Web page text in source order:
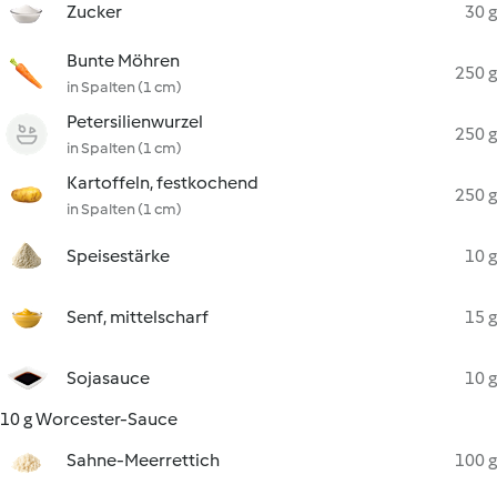
Zucker 30 g
Bunte Möhren
in Spalten (1 cm)
250 g
Petersilienwurzel
in Spalten (1 cm)
250 g
Kartoffeln, festkochend
in Spalten (1 cm)
250 g
Speisestärke 10 g
Senf, mittelscharf 15 g
Sojasauce
10 g
10 g Worcester-Sauce
Sahne-Meerrettich
100 g